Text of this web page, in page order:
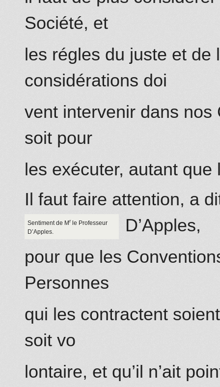
Société, et
les régles du juste et de
considérations doi
vent intervenir dans
soit pour
les exécuter, autant que
Il faut faire attention, a
D’Apples,
Sentiment de Mr le Professeur
D’Apples.
pour que les
Personnes
qui les contractent
soit vo
lontaire, et qu’il n’ait